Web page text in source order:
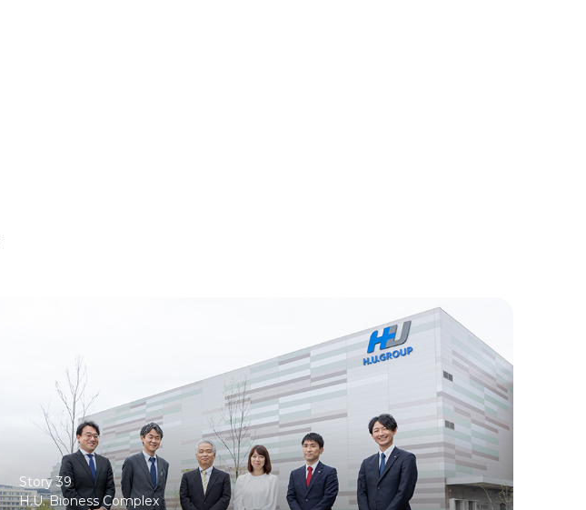
Story 39
H.U. Bioness Complex